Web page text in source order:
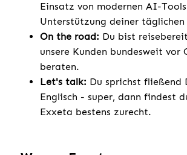
Einsatz von modernen AI-
Unterstützung deiner
On the road: Du bist
unsere Kunden bundesweit vor
beraten.
Let's talk: Du sprichst fließend
Englisch - super, dann findest
Exxeta bestens zurecht.